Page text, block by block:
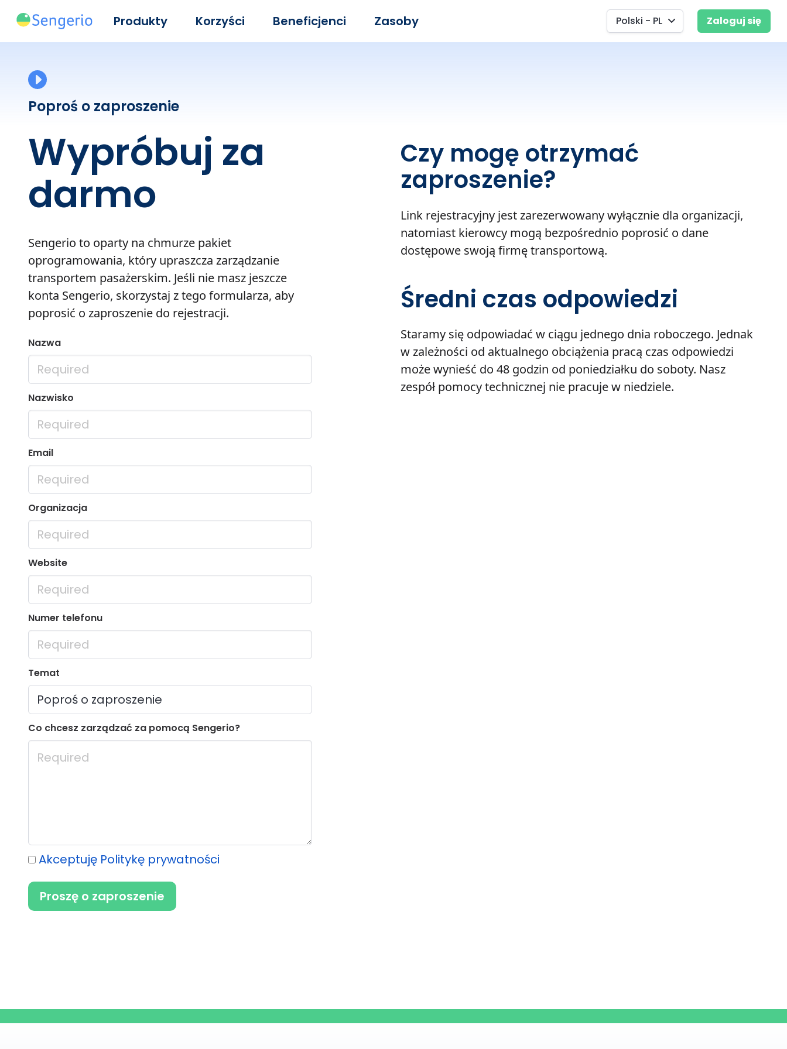
Produkty Korzyści Beneficjenci Zasoby Polski - PL Zaloguj się
Poproś o zaproszenie
Wypróbuj za
darmo
Sengerio to oparty na chmurze pakiet
oprogramowania, który upraszcza zarządzanie
transportem pasażerskim. Jeśli nie masz jeszcze
konta Sengerio, skorzystaj z tego formularza, aby
poprosić o zaproszenie do rejestracji.
Nazwa
Nazwisko
Email
Organizacja
Website
Numer telefonu
Temat
Co chcesz zarządzać za pomocą Sengerio?
Akceptuję Politykę prywatności
Proszę o zaproszenie
Czy mogę otrzymać
zaproszenie?
Link rejestracyjny jest zarezerwowany wyłącznie dla organizacji,
natomiast kierowcy mogą bezpośrednio poprosić o dane
dostępowe swoją firmę transportową.
Średni czas odpowiedzi
Staramy się odpowiadać w ciągu jednego dnia roboczego. Jednak
w zależności od aktualnego obciążenia pracą czas odpowiedzi
może wynieść do 48 godzin od poniedziałku do soboty. Nasz
zespół pomocy technicznej nie pracuje w niedziele.